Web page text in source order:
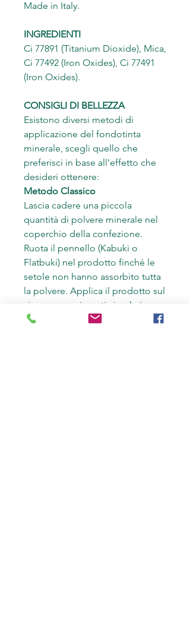
Made in Italy.
INGREDIENTI
Ci 77891 (Titanium Dioxide), Mica,
Ci 77492 (Iron Oxides), Ci 77491
(Iron Oxides).
CONSIGLI DI BELLEZZA
Esistono diversi metodi di
applicazione del fondotinta
minerale, scegli quello che
preferisci in base all'effetto che
desideri ottenere:
Metodo Classico
Lascia cadere una piccola
quantità di polvere minerale nel
coperchio della confezione.
Ruota il pennello (Kabuki o
Flatbuki) nel prodotto finché le
setole non hanno assorbito tutta
la polvere. Applica il prodotto sul
viso con movimenti circolari,
insistendo sulle zone che